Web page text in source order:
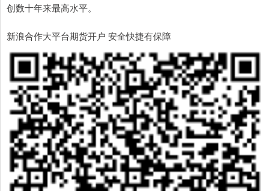
创数十年来最高水平。
新浪合作大平台期货开户 安全快捷有保障